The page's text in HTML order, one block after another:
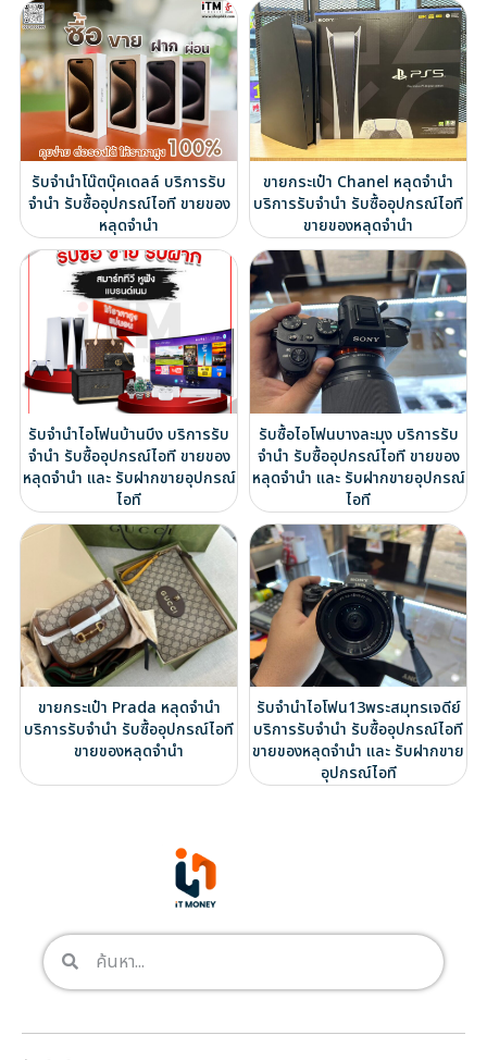
รับจำนำโน๊ตบุ๊คเดลล์ บริการรับ
จำนำ รับซื้ออุปกรณ์ไอที ขายของ
หลุดจำนำ
ขายกระเป๋า Chanel หลุดจำนำ
บริการรับจำนำ รับซื้ออุปกรณ์ไอที
ขายของหลุดจำนำ
รับจำนำไอโฟนบ้านบึง บริการรับ
จำนำ รับซื้ออุปกรณ์ไอที ขายของ
หลุดจำนำ และ รับฝากขายอุปกรณ์
ไอที
รับซื้อไอโฟนบางละมุง บริการรับ
จำนำ รับซื้ออุปกรณ์ไอที ขายของ
หลุดจำนำ และ รับฝากขายอุปกรณ์
ไอที
ขายกระเป๋า Prada หลุดจำนำ
บริการรับจำนำ รับซื้ออุปกรณ์ไอที
ขายของหลุดจำนำ
รับจำนำไอโฟน13พระสมุทรเจดีย์
บริการรับจำนำ รับซื้ออุปกรณ์ไอที
ขายของหลุดจำนำ และ รับฝากขาย
อุปกรณ์ไอที